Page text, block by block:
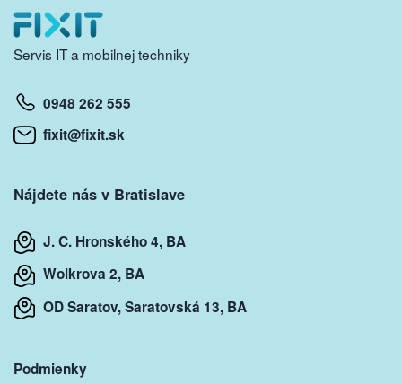
Servis IT a mobilnej techniky
0948 262 555
fixit@fixit.sk
Nájdete nás v Bratislave
J. C. Hronského 4, BA
Wolkrova 2, BA
OD Saratov, Saratovská 13, BA
Podmienky